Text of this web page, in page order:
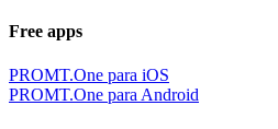
Free apps
PROMT.One para iOS
PROMT.One para Android